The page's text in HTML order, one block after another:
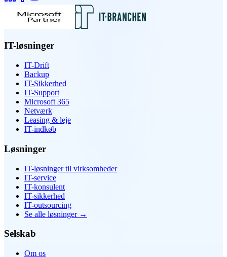
IT-løsninger
IT-Drift
Backup
IT-Sikkerhed
IT-Support
Microsoft 365
Netværk
Leasing & leje
IT-indkøb
Løsninger
IT-løsninger til virksomheder
IT-service
IT-konsulent
IT-sikkerhed
IT-outsourcing
Se alle løsninger→
Selskab
Om os